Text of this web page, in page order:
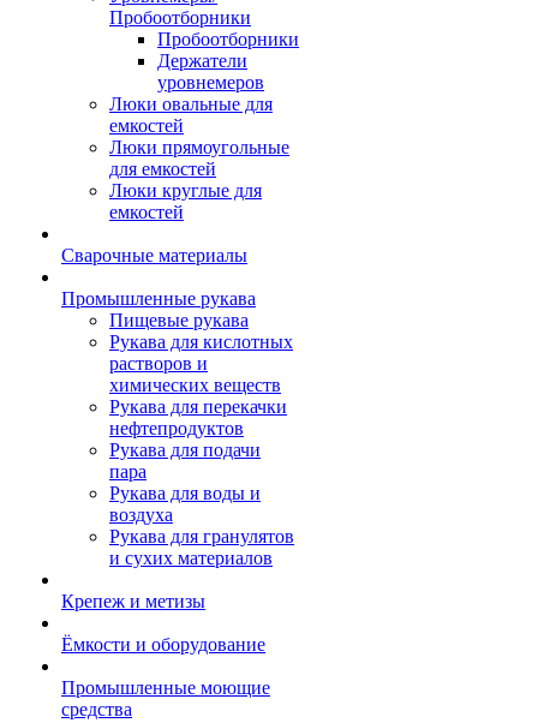
Пробоотборники
Пробоотборники
Держатели
уровнемеров
Люки овальные для
емкостей
Люки прямоугольные
для емкостей
Люки круглые для
емкостей
Сварочные материалы
Промышленные рукава
Пищевые рукава
Рукава для кислотных
растворов и
химических веществ
Рукава для перекачки
нефтепродуктов
Рукава для подачи
пара
Рукава для воды и
воздуха
Рукава для гранулятов
и сухих материалов
Крепеж и метизы
Ёмкости и оборудование
Промышленные моющие
средства